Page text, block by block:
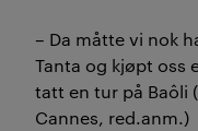
– Da måtte vi nok
Tanta og kjøpt oss
tatt en tur på Baôli
Cannes, red.anm.)